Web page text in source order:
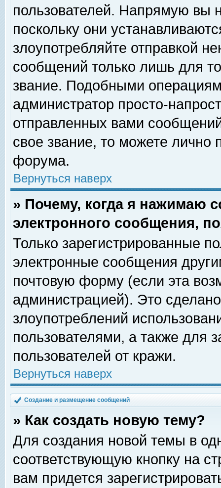
пользователей. Напрямую вы
поскольку они
злоупотребляйте отправкой
сообщений только лишь для
звание. Подобными
администратор просто-
отправленных вами
свое звание, то можете лично
форума.
Вернуться наверх
» Почему, когда я нажимаю
электронного сообщения,
Только зарегистрированные
электронные сообщения
почтовую форму (если эта
администрацией). Это
злоупотреблений
пользователями, а также для
пользователей от кражи.
Вернуться наверх
Создание и размещение сообщений
» Как создать новую тему?
Для создания новой темы в
соответствующую кнопку на
вам придется